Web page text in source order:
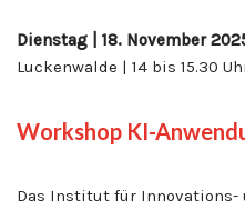
Dienstag | 18. November
Luckenwalde | 14 bis 15.30
Workshop KI-
Das Institut für Innovations-